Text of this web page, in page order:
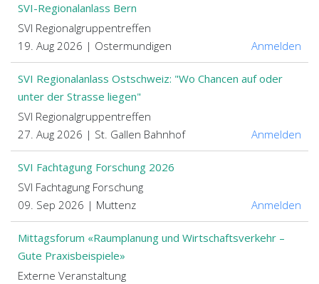
SVI-Regionalanlass Bern
SVI Regionalgruppentreffen
19. Aug 2026 | Ostermundigen
Anmelden
SVI Regionalanlass Ostschweiz: "Wo Chancen auf oder
unter der Strasse liegen"
SVI Regionalgruppentreffen
27. Aug 2026 | St. Gallen Bahnhof
Anmelden
SVI Fachtagung Forschung 2026
SVI Fachtagung Forschung
09. Sep 2026 | Muttenz
Anmelden
Mittagsforum «Raumplanung und Wirtschaftsverkehr –
Gute Praxisbeispiele»
Externe Veranstaltung